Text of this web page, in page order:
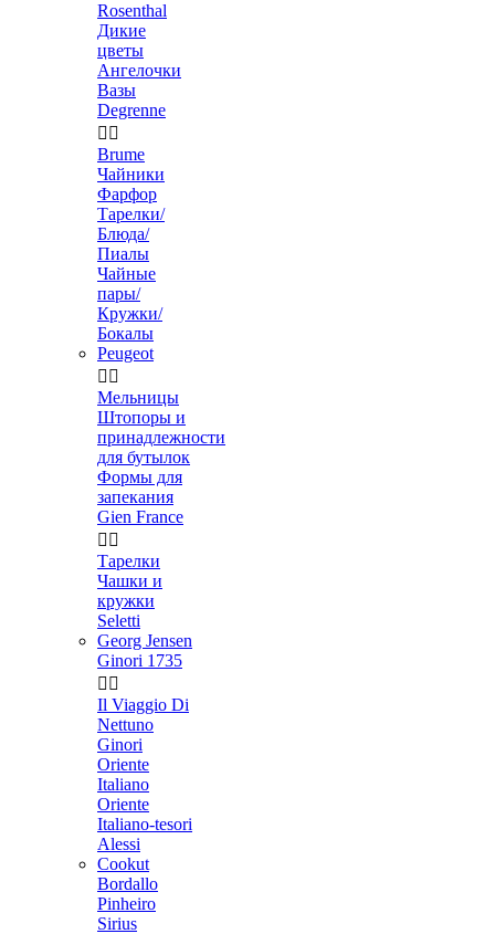
Rosenthal
Дикие
цветы
Ангелочки
Вазы
Degrenne
 
Brume
Чайники
Фарфор
Тарелки/
Блюда/
Пиалы
Чайные
пары/
Кружки/
Бокалы
Peugeot
 
Мельницы
Штопоры и
принадлежности
для бутылок
Формы для
запекания
Gien France
 
Тарелки
Чашки и
кружки
Seletti
Georg Jensen
Ginori 1735
 
Il Viaggio Di
Nettuno
Ginori
Oriente
Italiano
Oriente
Italiano-tesori
Alessi
Cookut
Bordallo
Pinheiro
Sirius